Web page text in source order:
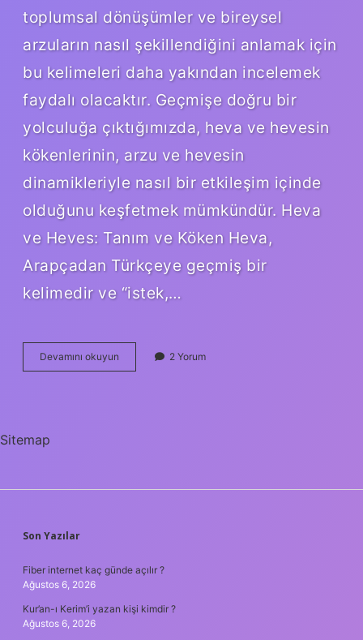
toplumsal dönüşümler ve bireysel
arzuların nasıl şekillendiğini anlamak için
bu kelimeleri daha yakından incelemek
faydalı olacaktır. Geçmişe doğru bir
yolculuğa çıktığımızda, heva ve hevesin
kökenlerinin, arzu ve hevesin
dinamikleriyle nasıl bir etkileşim içinde
olduğunu keşfetmek mümkündür. Heva
ve Heves: Tanım ve Köken Heva,
Arapçadan Türkçeye geçmiş bir
kelimedir ve “istek,…
Devamını okuyun
i
2 Yorum
Sitemap
SIDEBAR
Son Yazılar
Fiber internet kaç günde açılır ?
Ağustos 6, 2026
Kur’an-ı Kerim’i yazan kişi kimdir ?
Ağustos 6, 2026